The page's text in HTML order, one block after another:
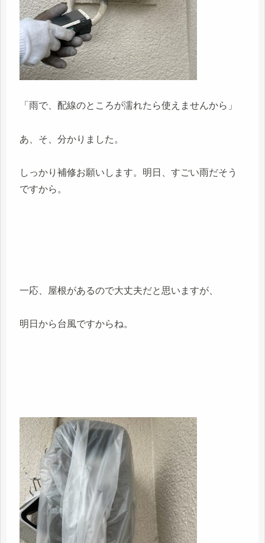
「雨で、配線のところが濡れたら使えませんから」
あ、そ、分かりました。
しっかり補修お願いします。明日、すごい雨だそう
ですから。
一応、屋根があるので大丈夫だと思いますが、
明日から台風ですからね。